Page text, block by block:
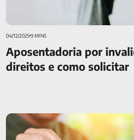
04/12/20259 MINS
Aposentadoria por
direitos e como solicitar
E-book da Previdência
Longevidade MAG, traz tudo que é